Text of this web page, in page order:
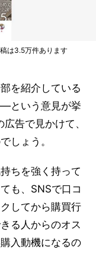
は3.5万件あります
を紹介している
という意見が挙
告で見かけて、
しょう。
ちを強く持って
も、SNSで口コ
してから購買行
る人からのオス
入動機になるの